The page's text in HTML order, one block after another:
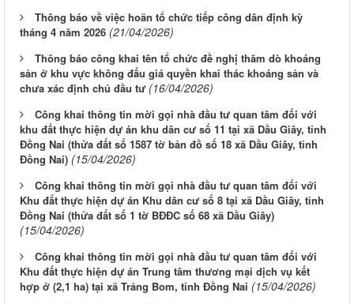
Thông báo về việc hoãn tổ chức tiếp công dân định kỳ
tháng 4 năm 2026 (21/04/2026)
Thông báo công khai tên tổ chức đề nghị thăm dò khoáng
sản ở khu vực không đấu giá quyền khai thác khoáng sản và
chưa xác định chủ đầu tư (16/04/2026)
Công khai thông tin mời gọi nhà đầu tư quan tâm đối với
khu đất thực hiện dự án khu dân cư số 11 tại xã Dầu Giây, tỉnh
Đồng Nai (thửa đất số 1587 tờ bản đồ số 18 xã Dầu Giây, tỉnh
Đồng Nai) (15/04/2026)
Công khai thông tin mời gọi nhà đầu tư quan tâm đối với
Khu đất thực hiện dự án Khu dân cư số 8 tại xã Dầu Giây, tỉnh
Đồng Nai (thửa đất số 1 tờ BĐĐC số 68 xã Dầu Giây)
(15/04/2026)
Công khai thông tin mời gọi nhà đầu tư quan tâm đối với
Khu đất thực hiện dự án Trung tâm thương mại dịch vụ kết
hợp ở (2,1 ha) tại xã Trảng Bom, tỉnh Đồng Nai (15/04/2026)